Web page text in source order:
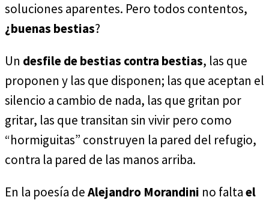
soluciones aparentes. Pero todos contentos,
¿buenas bestias?
Un desfile de bestias contra bestias, las que
proponen y las que disponen; las que aceptan el
silencio a cambio de nada, las que gritan por
gritar, las que transitan sin vivir pero como
“hormiguitas” construyen la pared del refugio,
contra la pared de las manos arriba.
En la poesía deAlejandro Morandini no faltael